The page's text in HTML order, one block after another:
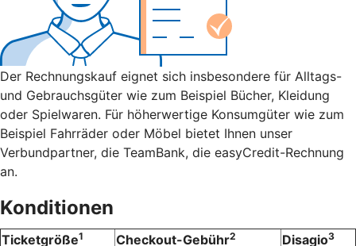
Der Rechnungskauf eignet sich insbesondere für Alltags-
und Gebrauchsgüter wie zum Beispiel Bücher, Kleidung
oder Spielwaren. Für höherwertige Konsumgüter wie zum
Beispiel Fahrräder oder Möbel bietet Ihnen unser
Verbundpartner, die TeamBank, die easyCredit-Rechnung
an.
Konditionen
Ticketgröße1 Checkout-Gebühr2 Disagio3